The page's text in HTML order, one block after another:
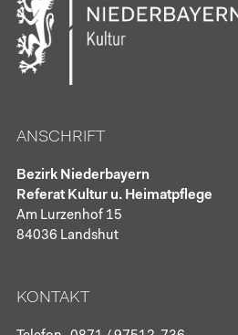
ANSCHRIFT
Bezirk Niederbayern
Referat Kultur u. Heimatpflege
Am Lurzenhof 15
84036 Landshut
KONTAKT